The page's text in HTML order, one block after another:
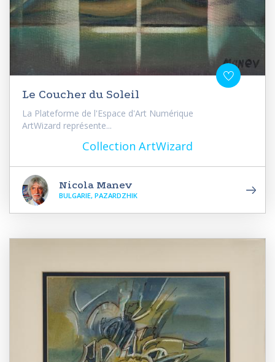
Le Coucher du Soleil
La Plateforme de l'Espace d'Art Numérique
ArtWizard représente...
Collection ArtWizard
Nicola Manev
BULGARIE, PAZARDZHIK